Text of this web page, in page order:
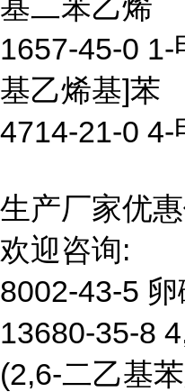
基二苯乙烯
1657-45-0 1-
基乙烯基]苯
4714-21-0 4-
生产厂家优
欢迎咨询:
8002-43-5 卵
13680-35-8
(2,6-二乙基